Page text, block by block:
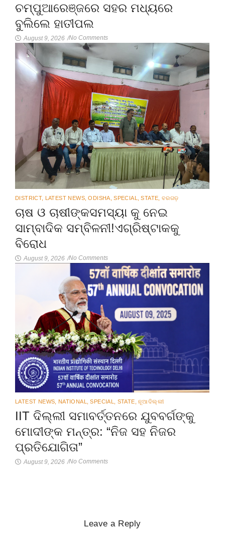
ଚମ୍ପୁଆରେଞ୍ଜରେ ସହର ମଧ୍ୟରେ
ବୁଲିଲେ ହାତୀପଲ
August 9, 2026 /No Comments
DISTRICT, LATEST NEWS ODISHA SPECIAL STATE ବରଗଡ଼
ଚାଷ ଓ ଚାଷୀଙ୍କସମସ୍ୟା କୁ ନେଇ
ସାମ୍ବାଦିକ ସମ୍ବିଳନୀ!ଏଗ୍ରିଷ୍ଟାକକୁ
ବିରୋଧ
August 9, 2026 /No Comments
LATEST NEWS NATIONAL SPECIAL STATE ନୂଆଦିଲ୍ଲୀ
IIT ଦିଲ୍ଲୀ ସମାବର୍ତ୍ତନରେ ଯୁବବର୍ଗଙ୍କୁ
ମୋଦୀଙ୍କ ମନ୍ତ୍ର: “ନିଜ ସହ ନିଜର
ପ୍ରତିଯୋଗିତା”
August 9, 2026 /No Comments
Leave a Reply